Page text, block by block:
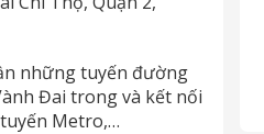
những tuyến đường
Đai trong và kết nối
Metro,…